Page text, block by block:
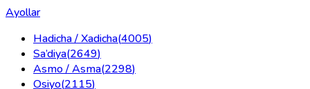
Ayollar
Hadicha / Xadicha(4005)
Sa’diya(2649)
Asmo / Asma(2298)
Osiyo(2115)